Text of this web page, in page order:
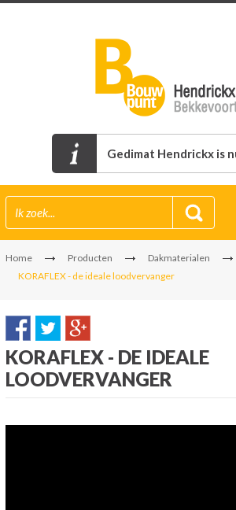
Gedimat Hendrickx is
Home Producten Dakmaterialen
KORAFLEX - de ideale loodvervanger
KORAFLEX - DE IDEALE
LOODVERVANGER